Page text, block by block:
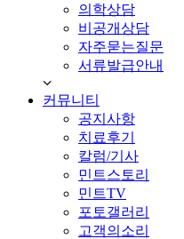
의학상담
비공개상담
자주묻는질문
서류발급안내
커뮤니티
공지사항
치료후기
칼럼/기사
민트스토리
민트TV
포토갤러리
고객의소리